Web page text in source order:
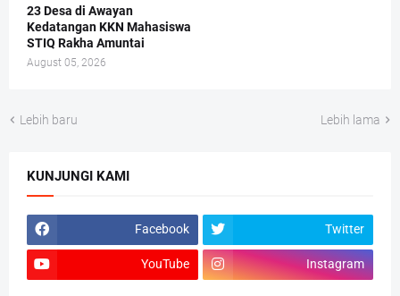
23 Desa di Awayan
Kedatangan KKN Mahasiswa
STIQ Rakha Amuntai
August 05, 2026
Lebih baru Lebih lama
KUNJUNGI KAMI
Facebook Twitter
YouTube Instagram